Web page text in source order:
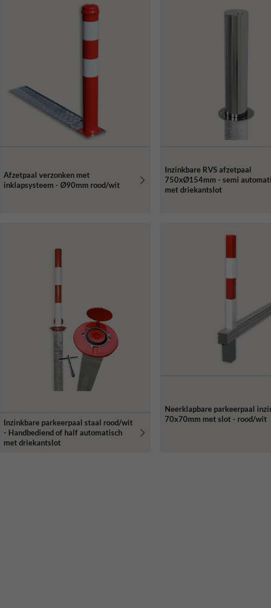
Afzetpaal verzonken met
inklapsysteem - Ø90mm rood/wit
Inzinkbare RVS afzetpaal
750xØ154mm - semi
met driekantslot
Inzinkbare parkeerpaal staal rood/wit
- Handbediend of half automatisch
met driekantslot
Neerklapbare parkeerpaal
70x70mm met slot - rood/wit